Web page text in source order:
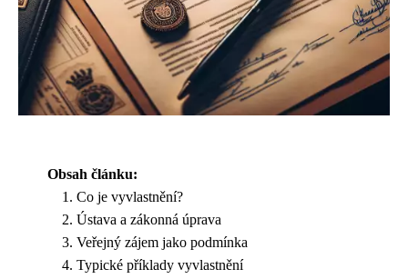
Obsah článku:
Co je vyvlastnění?
Ústava a zákonná úprava
Veřejný zájem jako podmínka
Typické příklady vyvlastnění